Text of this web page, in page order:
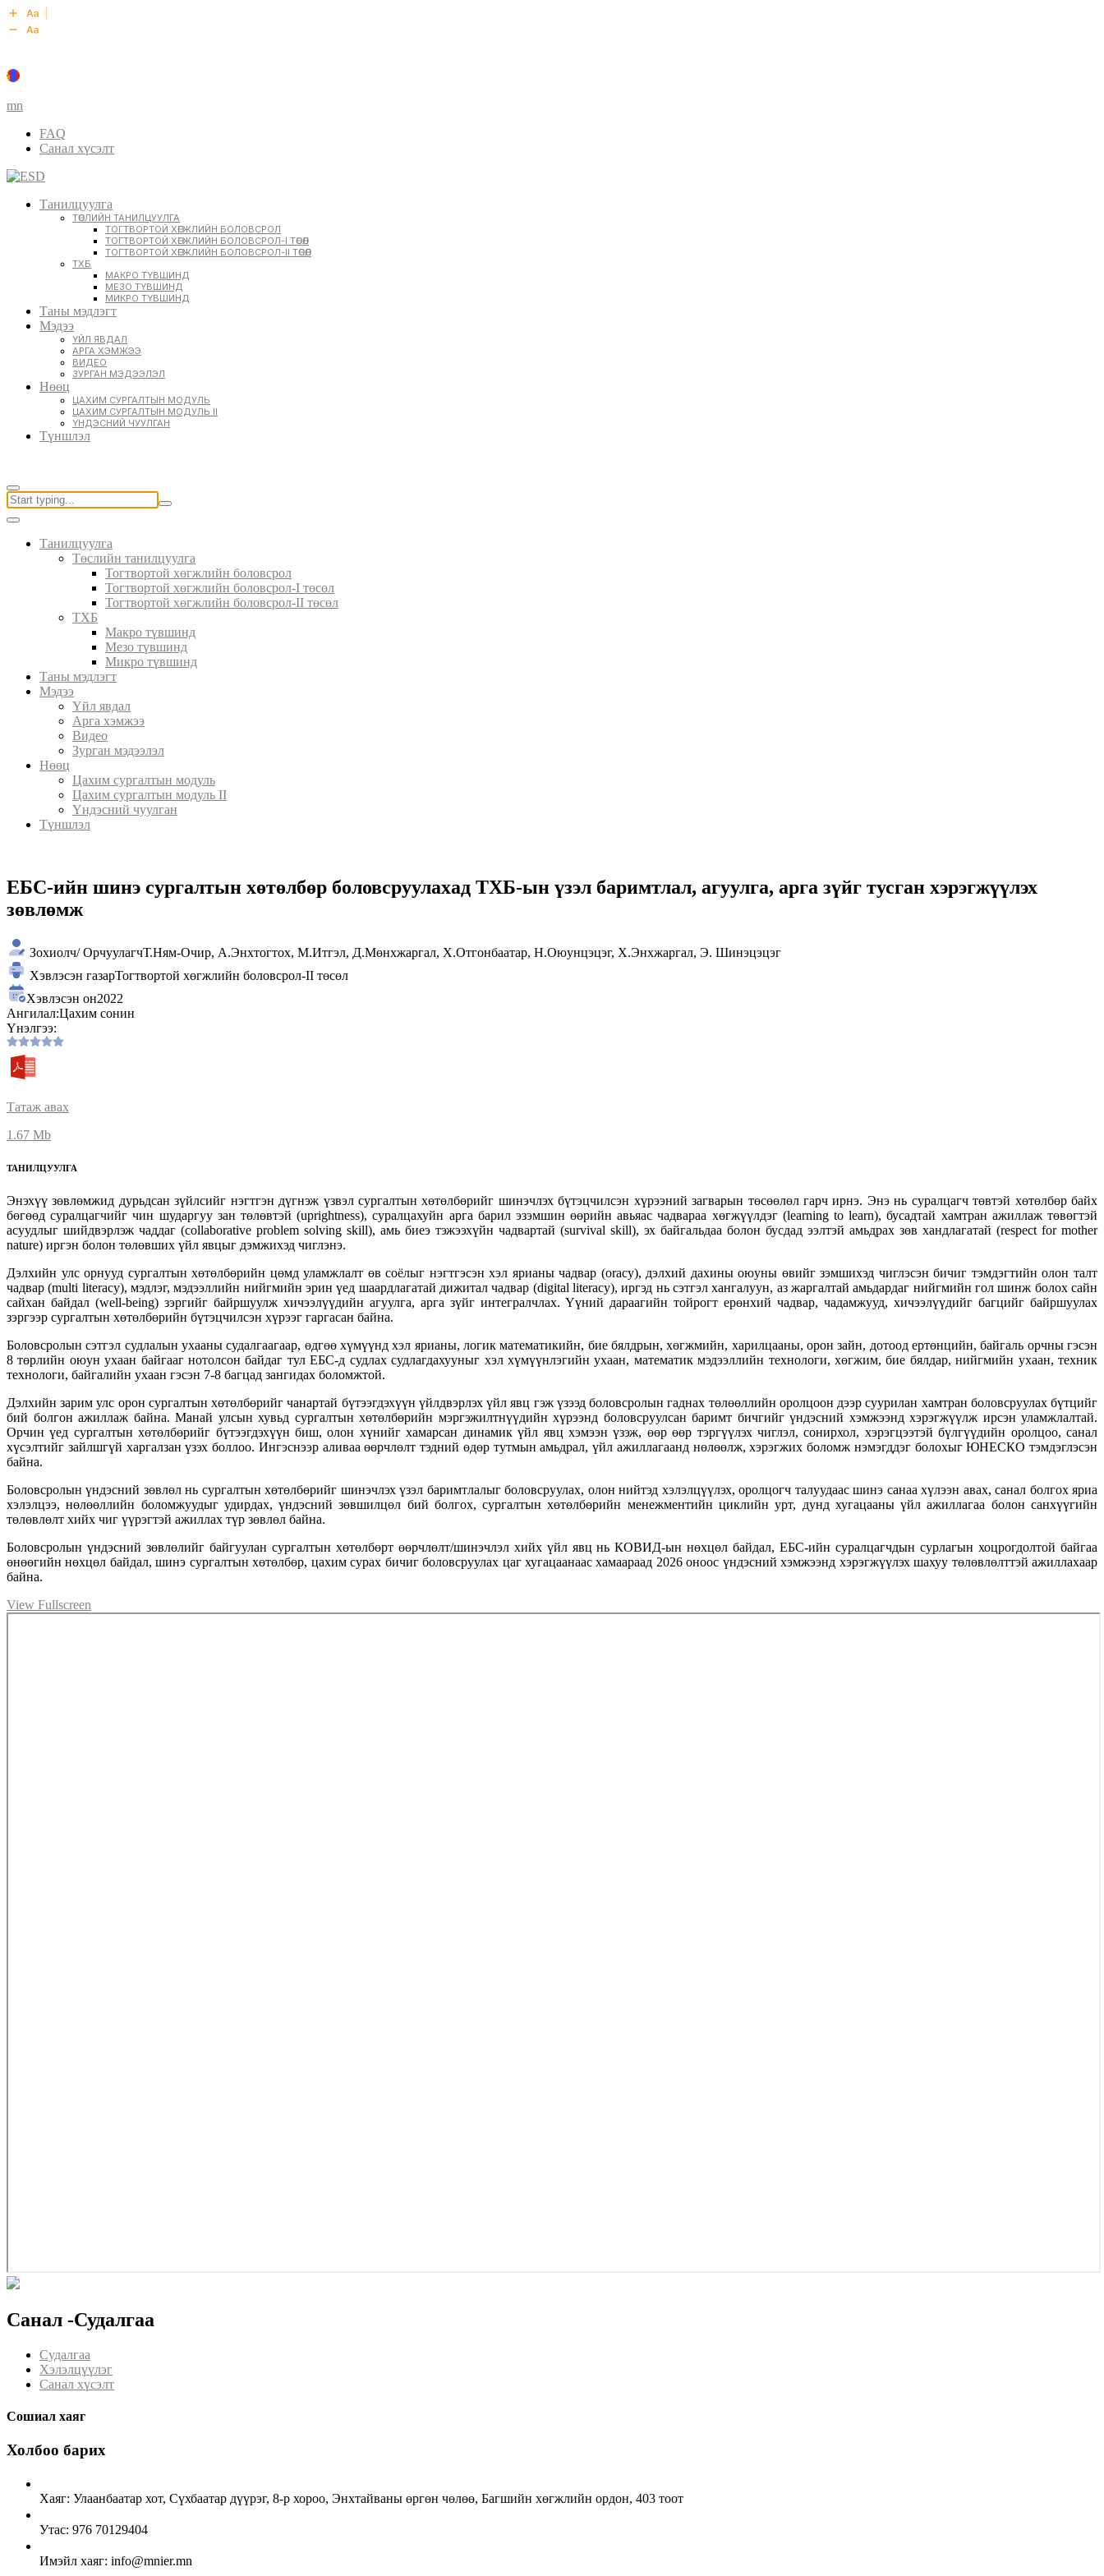
mn
FAQ
Санал хүсэлт
Танилцуулга
ТӨСЛИЙН ТАНИЛЦУУЛГА
ТОГТВОРТОЙ ХӨГЖЛИЙН БОЛОВСРОЛ
ТОГТВОРТОЙ ХӨГЖЛИЙН БОЛОВСРОЛ-I ТӨСӨЛ
ТОГТВОРТОЙ ХӨГЖЛИЙН БОЛОВСРОЛ-II ТӨСӨЛ
ТХБ
МАКРО ТҮВШИНД
МЕЗО ТҮВШИНД
МИКРО ТҮВШИНД
Таны мэдлэгт
Мэдээ
ҮЙЛ ЯВДАЛ
АРГА ХЭМЖЭЭ
ВИДЕО
ЗУРГАН МЭДЭЭЛЭЛ
Нөөц
ЦАХИМ СУРГАЛТЫН МОДУЛЬ
ЦАХИМ СУРГАЛТЫН МОДУЛЬ II
ҮНДЭСНИЙ ЧУУЛГАН
Түншлэл
Танилцуулга
Төслийн танилцуулга
Тогтвортой хөгжлийн боловсрол
Тогтвортой хөгжлийн боловсрол-I төсөл
Тогтвортой хөгжлийн боловсрол-II төсөл
ТХБ
Макро түвшинд
Мезо түвшинд
Микро түвшинд
Таны мэдлэгт
Мэдээ
Үйл явдал
Арга хэмжээ
Видео
Зурган мэдээлэл
Нөөц
Цахим сургалтын модуль
Цахим сургалтын модуль II
Үндэсний чуулган
Түншлэл
ЕБС-ийн шинэ сургалтын хөтөлбөр боловсруулахад ТХБ-ын үзэл баримтлал, агуулга, арга зүйг тусган хэрэгжүүлэх
зөвлөмж
Зохиолч/ ОрчуулагчТ.Ням-Очир, А.Энхтогтох, М.Итгэл, Д.Мөнхжаргал, Х.Отгонбаатар, Н.Оюунцэцэг, Х.Энхжаргал, Э. Шинэцэцэг
Хэвлэсэн газарТогтвортой хөгжлийн боловсрол-II төсөл
Хэвлэсэн он2022
Ангилал:Цахим сонин
Үнэлгээ:
Татаж авах
1.67 Mb
ТАНИЛЦУУЛГА
Энэхүү зөвлөмжид дурьдсан зүйлсийг нэгтгэн дүгнэж үзвэл сургалтын хөтөлбөрийг шинэчлэх бүтэцчилсэн хүрээний загварын төсөөлөл гарч ирнэ. Энэ нь суралцагч төвтэй хөтөлбөр байх
бөгөөд суралцагчийг чин шударгуу зан төлөвтэй (uprightness), суралцахуйн арга барил эзэмшин өөрийн авьяас чадвараа хөгжүүлдэг (learning to learn), бусадтай хамтран ажиллаж төвөгтэй
асуудлыг шийдвэрлэж чаддаг (collaborative problem solving skill), амь биеэ тэжээхүйн чадвартай (survival skill), эх байгальдаа болон бусдад ээлтэй амьдрах зөв хандлагатай (respect for mother
nature) иргэн болон төлөвших үйл явцыг дэмжихэд чиглэнэ.
Дэлхийн улс орнууд сургалтын хөтөлбөрийн цөмд уламжлалт өв соёлыг нэгтгэсэн хэл ярианы чадвар (oracy), дэлхий дахины оюуны өвийг зэмшихэд чиглэсэн бичиг тэмдэгтийн олон талт
чадвар (multi literacy), мэдлэг, мэдээллийн нийгмийн эрин үед шаардлагатай дижитал чадвар (digital literacy), иргэд нь сэтгэл хангалуун, аз жаргалтай амьдардаг нийгмийн гол шинж болох сайн
сайхан байдал (well-being) зэргийг байршуулж хичээлүүдийн агуулга, арга зүйг интегралчлах. Үүний дараагийн тойрогт ерөнхий чадвар, чадамжууд, хичээлүүдийг багцийг байршуулах
зэргээр сургалтын хөтөлбөрийн бүтэцчилсэн хүрээг гаргасан байна.
Боловсролын сэтгэл судлалын ухааны судалгаагаар, өдгөө хүмүүнд хэл ярианы, логик математикийн, бие бялдрын, хөгжмийн, харилцааны, орон зайн, дотоод ертөнцийн, байгаль орчны гэсэн
8 төрлийн оюун ухаан байгааг нотолсон байдаг тул ЕБС-д судлах судлагдахууныг хэл хүмүүнлэгийн ухаан, математик мэдээллийн технологи, хөгжим, бие бялдар, нийгмийн ухаан, техник
технологи, байгалийн ухаан гэсэн 7-8 багцад зангидах боломжтой.
Дэлхийн зарим улс орон сургалтын хөтөлбөрийг чанартай бүтээгдэхүүн үйлдвэрлэх үйл явц гэж үзээд боловсролын гаднах төлөөллийн оролцоон дээр суурилан хамтран боловсруулах бүтцийг
бий болгон ажиллаж байна. Манай улсын хувьд сургалтын хөтөлбөрийн мэргэжилтнүүдийн хүрээнд боловсруулсан баримт бичгийг үндэсний хэмжээнд хэрэгжүүлж ирсэн уламжлалтай.
Орчин үед сургалтын хөтөлбөрийг бүтээгдэхүүн биш, олон хүнийг хамарсан динамик үйл явц хэмээн үзэж, өөр өөр тэргүүлэх чиглэл, сонирхол, хэрэгцээтэй бүлгүүдийн оролцоо, санал
хүсэлтийг зайлшгүй харгалзан үзэх боллоо. Ингэснээр аливаа өөрчлөлт тэдний өдөр тутмын амьдрал, үйл ажиллагаанд нөлөөлж, хэрэгжих боломж нэмэгддэг болохыг ЮНЕСКО тэмдэглэсэн
байна.
Боловсролын үндэсний зөвлөл нь сургалтын хөтөлбөрийг шинэчлэх үзэл баримтлалыг боловсруулах, олон нийтэд хэлэлцүүлэх, оролцогч талуудаас шинэ санаа хүлээн авах, санал болгох яриа
хэлэлцээ, нөлөөллийн боломжуудыг удирдах, үндэсний зөвшилцөл бий болгох, сургалтын хөтөлбөрийн менежментийн циклийн урт, дунд хугацааны үйл ажиллагаа болон санхүүгийн
төлөвлөлт хийх чиг үүрэгтэй ажиллах түр зөвлөл байна.
Боловсролын үндэсний зөвлөлийг байгуулан сургалтын хөтөлбөрт өөрчлөлт/шинэчлэл хийх үйл явц нь КОВИД-ын нөхцөл байдал, ЕБС-ийн суралцагчдын сурлагын хоцрогдолтой байгаа
өнөөгийн нөхцөл байдал, шинэ сургалтын хөтөлбөр, цахим сурах бичиг боловсруулах цаг хугацаанаас хамаараад 2026 оноос үндэсний хэмжээнд хэрэгжүүлэх шахуу төлөвлөлттэй ажиллахаар
байна.
View Fullscreen
Санал -Судалгаа
Судалгаа
Хэлэлцүүлэг
Санал хүсэлт
Сошиал хаяг
Холбоо барих
Хаяг: Улаанбаатар хот, Сүхбаатар дүүрэг, 8-р хороо, Энхтайваны өргөн чөлөө, Багшийн хөгжлийн ордон, 403 тоот
Утас: 976 70129404
Имэйл хаяг: info@mnier.mn